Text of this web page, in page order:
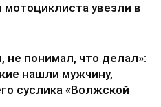
увезли в
не понимал, что делал»:
нашли мужчину,
суслика «Волжской